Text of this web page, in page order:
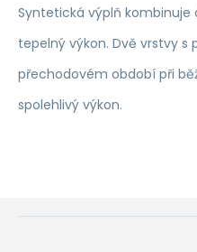
Syntetická výplň
tepelný výkon. Dvě vrstvy
přechodovém období při
spolehlivý výkon.